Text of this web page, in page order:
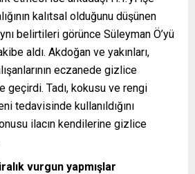
kalıtsal olduğunu düşünen
belirtileri görünce Süleyman Ö’yü
aldı. Akdoğan ve yakınları,
eczanede gizlice
geçirdi. Tadı, kokusu ve rengi
tedavisinde kullanıldığını
ilacın kendilerine gizlice
vurgun yapmışlar